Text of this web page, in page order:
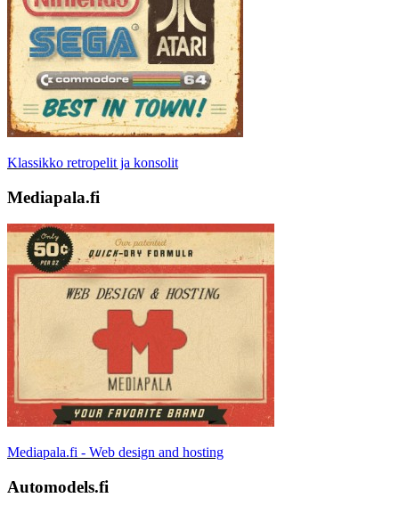
Klassikko retropelit ja konsolit
Mediapala.fi
Mediapala.fi - Web design and hosting
Automodels.fi